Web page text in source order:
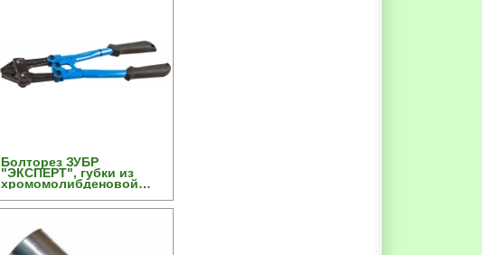
Болторез ЗУБР
"ЭКСПЕРТ", губки из
хромомолибденовой